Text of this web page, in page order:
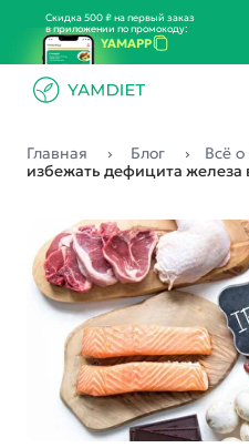
Скидка 500 ₽ на первый заказ
в приложении по промокоду:
YAMAPP
Главная Блог Всё
избежать дефицита железа